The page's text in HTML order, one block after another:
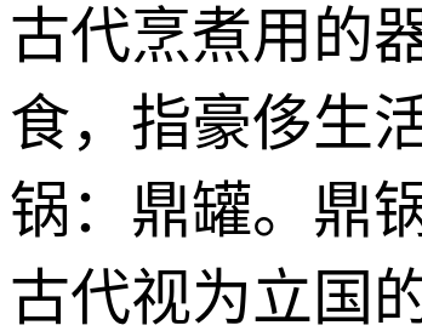
古代烹煮用的
食，指豪侈生
锅：鼎罐。鼎锅
古代视为立国